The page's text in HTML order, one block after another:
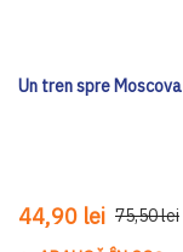
Un tren spre Moscova
44,90 lei 75,50 lei